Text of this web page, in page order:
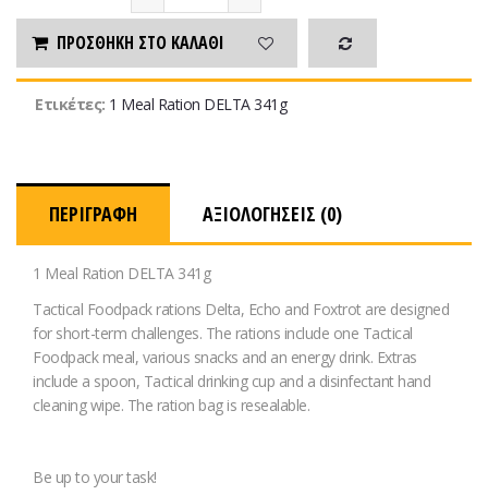
ΠΡΟΣΘΉΚΗ ΣΤΟ ΚΑΛΆΘΙ
Ετικέτες: 1 Meal Ration DELTA 341g
ΠΕΡΙΓΡΑΦΉ ΑΞΙΟΛΟΓΉΣΕΙΣ (0)
1 Meal Ration DELTA 341g
Tactical Foodpack rations Delta, Echo and Foxtrot are designed
for short-term challenges. The rations include one Tactical
Foodpack meal, various snacks and an energy drink. Extras
include a spoon, Tactical drinking cup and a disinfectant hand
cleaning wipe. The ration bag is resealable.
Be up to your task!